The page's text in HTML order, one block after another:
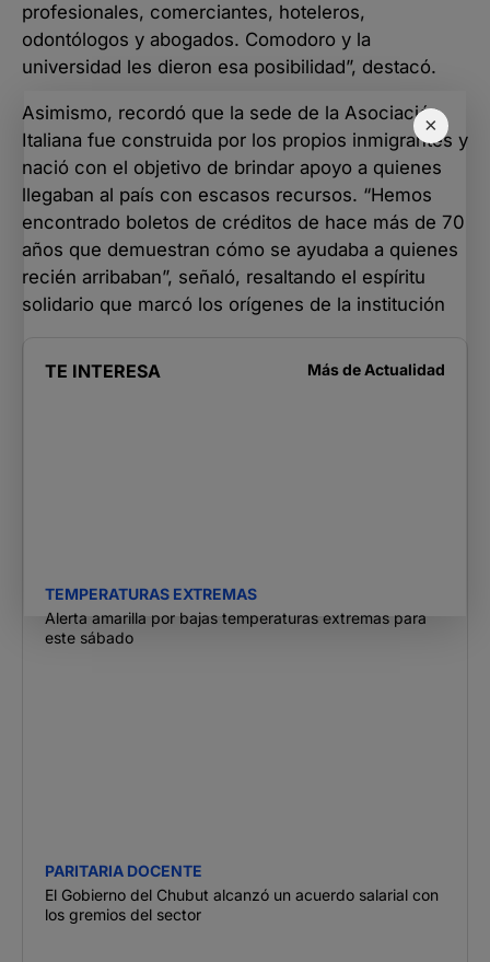
×
profesionales, comerciantes, hoteleros,
odontólogos y abogados. Comodoro y la
universidad les dieron esa posibilidad”, destacó.
Asimismo, recordó que la sede de la Asociación
Italiana fue construida por los propios inmigrantes y
nació con el objetivo de brindar apoyo a quienes
llegaban al país con escasos recursos. “Hemos
encontrado boletos de créditos de hace más de 70
años que demuestran cómo se ayudaba a quienes
recién arribaban”, señaló, resaltando el espíritu
solidario que marcó los orígenes de la institución
TE INTERESA Más de Actualidad
TEMPERATURAS EXTREMAS
Alerta amarilla por bajas temperaturas extremas para
este sábado
PARITARIA DOCENTE
El Gobierno del Chubut alcanzó un acuerdo salarial con
los gremios del sector